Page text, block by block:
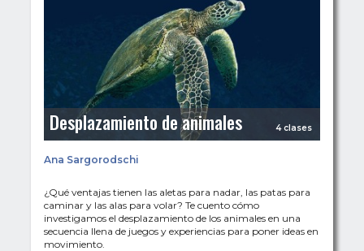
Desplazamiento de animales 4 clases
Ana Sargorodschi
¿Qué ventajas tienen las aletas para nadar, las patas para
caminar y las alas para volar? Te cuento cómo
investigamos el desplazamiento de los animales en una
secuencia llena de juegos y experiencias para poner ideas en
movimiento.